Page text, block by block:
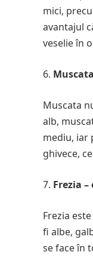
mici,
avantajul
veselie în
Muscata
alb,
mediu, iar
ghivece,
Frezia
Frezia
fi albe,
se face în